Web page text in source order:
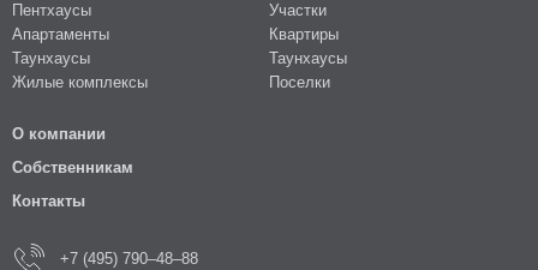
Пентхаусы
Апартаменты
Таунхаусы
Жилые комплексы
Участки
Квартиры
Таунхаусы
Поселки
О компании
Собственникам
Контакты
+7 (495) 790–48–88